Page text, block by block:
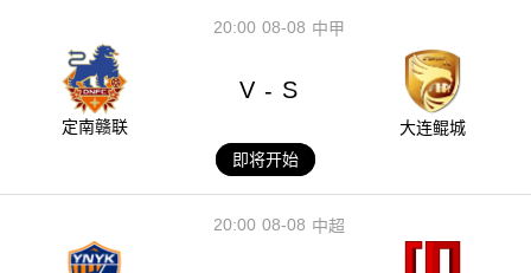
08-08
20:00 中甲
定南赣联
V - S
大连鲲城
即将开始
08-08
20:00 中超